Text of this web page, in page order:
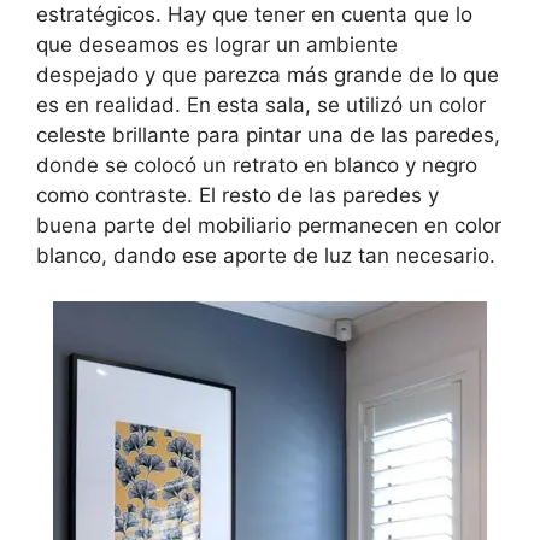
estratégicos. Hay que tener en cuenta que lo
que deseamos es lograr un ambiente
despejado y que parezca más grande de lo que
es en realidad. En esta sala, se utilizó un color
celeste brillante para pintar una de las paredes,
donde se colocó un retrato en blanco y negro
como contraste. El resto de las paredes y
buena parte del mobiliario permanecen en color
blanco, dando ese aporte de luz tan necesario.